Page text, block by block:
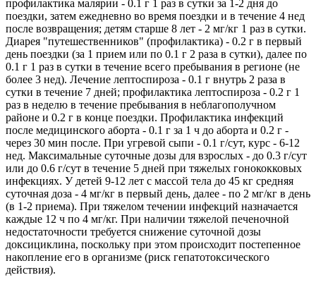
профилактика малярии - 0.1 г 1 раз в сутки за 1-2 дня до
поездки, затем ежедневно во время поездки и в течение 4 нед
после возвращения; детям старше 8 лет - 2 мг/кг 1 раз в сутки.
Диарея "путешественников" (профилактика) - 0.2 г в первый
день поездки (за 1 прием или по 0.1 г 2 раза в сутки), далее по
0.1 г 1 раз в сутки в течение всего пребывания в регионе (не
более 3 нед). Лечение лептоспироза - 0.1 г внутрь 2 раза в
сутки в течение 7 дней; профилактика лептоспироза - 0.2 г 1
раз в неделю в течение пребывания в неблагополучном
районе и 0.2 г в конце поездки. Профилактика инфекций
после медицинского аборта - 0.1 г за 1 ч до аборта и 0.2 г -
через 30 мин после. При угревой сыпи - 0.1 г/сут, курс - 6-12
нед. Максимальные суточные дозы для взрослых - до 0.3 г/сут
или до 0.6 г/сут в течение 5 дней при тяжелых гонококковых
инфекциях. У детей 9-12 лет с массой тела до 45 кг средняя
суточная доза - 4 мг/кг в первый день, далее - по 2 мг/кг в день
(в 1-2 приема). При тяжелом течении инфекций назначается
каждые 12 ч по 4 мг/кг. При наличии тяжелой печеночной
недостаточности требуется снижение суточной дозы
доксициклина, поскольку при этом происходит постепенное
накопление его в организме (риск гепатотоксического
действия).